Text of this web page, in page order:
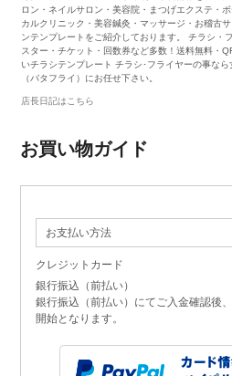
ロン・ネイルサロン・美容院・まつげエクステ・
カルクリニック・美容鍼灸・マッサージ・お稽古
ンテンプレートをご紹介しております。 チラシ・
スター・チケット・回数券など多数！送料無料・
いチラシテンプレート チラシ･フライヤーの事なら
（バタフライ）にお任せ下さい。
店長日記はこちら
お買い物ガイド
お支払い方法
クレジットカード
銀行振込（前払い）
銀行振込（前払い）にてご入金確認後
開始となります。